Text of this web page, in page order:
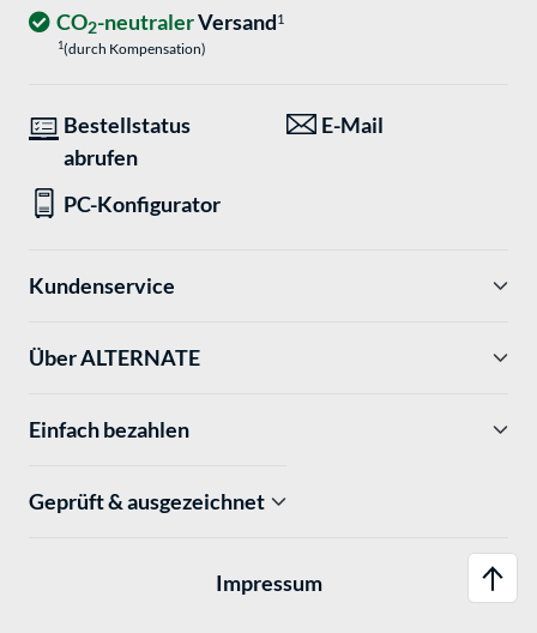
CO2-neutralerVersand1
1(durch Kompensation)
Bestellstatus
abrufen
E-Mail
PC-Konfigurator
Kundenservice
Über ALTERNATE
Einfach bezahlen
Geprüft & ausgezeichnet
Impressum